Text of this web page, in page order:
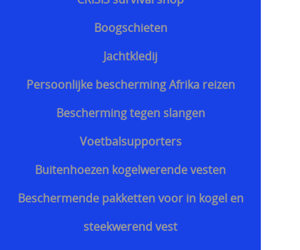
Boogschieten
Jachtkledij
Persoonlijke bescherming Afrika reizen
Bescherming tegen slangen
Voetbalsupporters
Buitenhoezen kogelwerende vesten
Beschermende pakketten voor in kogel en
steekwerend vest